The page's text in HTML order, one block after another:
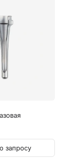
запросу